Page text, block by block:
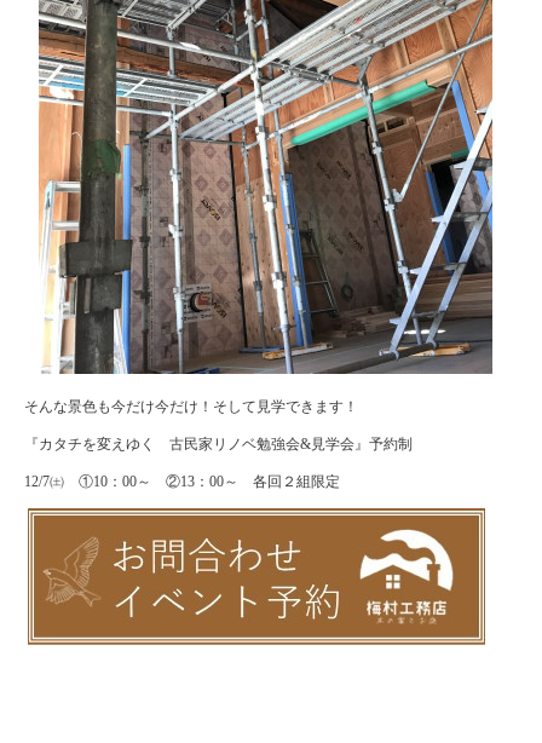
そんな景色も今だけ今だけ！そして見学できます！
『カタチを変えゆく 古民家リノベ勉強会&見学会』予約制
12/7㈯ ①10：00～ ②13：00～ 各回２組限定